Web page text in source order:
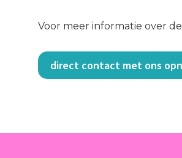
Voor meer informatie over
direct contact met ons